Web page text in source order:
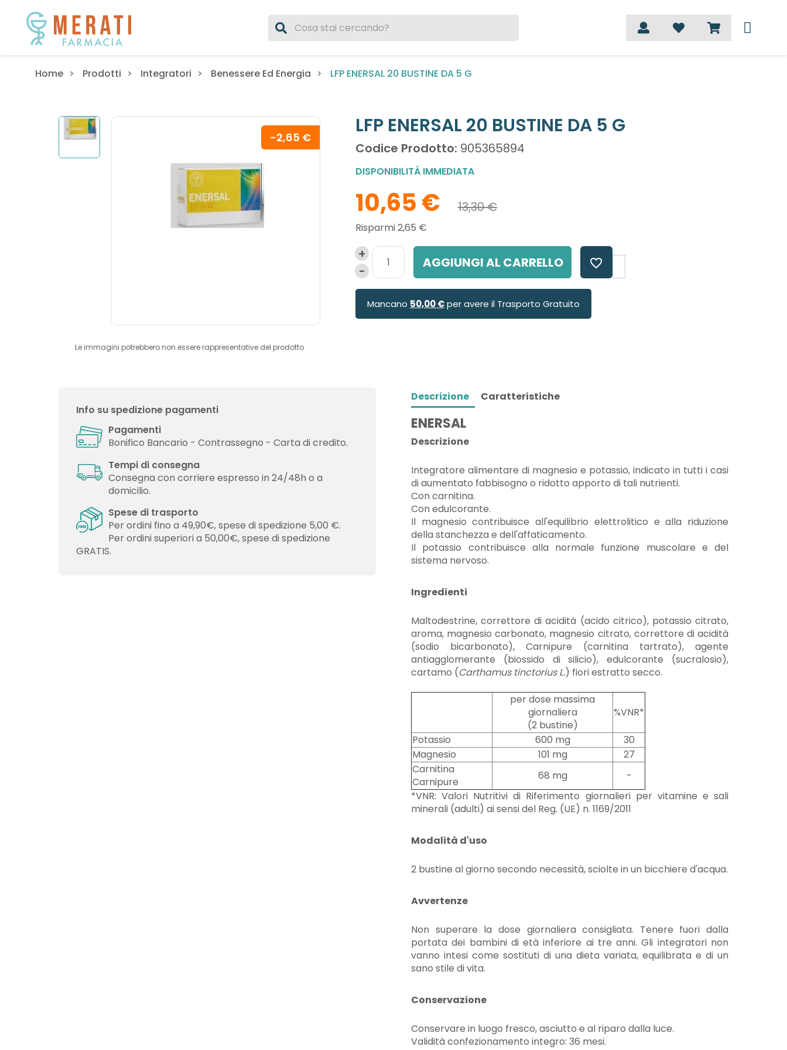
Home Prodotti Integratori Benessere Ed Energia LFP ENERSAL 20 BUSTINE DA 5 G
-2,65 €
Le immagini potrebbero non essere rappresentative del prodotto
LFP ENERSAL 20 BUSTINE DA 5 G
Codice Prodotto: 905365894
DISPONIBILITÀ IMMEDIATA
10,65 € 13,30 €
Risparmi 2,65 €
AGGIUNGI AL CARRELLO favorite_border
Mancano 50,00 €per avere il Trasporto Gratuito
Descrizione Caratteristiche
ENERSAL
Descrizione
Integratore alimentare di magnesio e potassio, indicato in tutti i casi
di aumentato fabbisogno o ridotto apporto di tali nutrienti.
Con carnitina.
Con edulcorante.
Il magnesio contribuisce all'equilibrio elettrolitico e alla riduzione
della stanchezza e dell'affaticamento.
Il potassio contribuisce alla normale funzione muscolare e del
sistema nervoso.
Ingredienti
Maltodestrine, correttore di acidità (acido citrico), potassio citrato,
aroma, magnesio carbonato, magnesio citrato, correttore di acidità
(sodio bicarbonato), Carnipure (carnitina tartrato), agente
antiagglomerante (biossido di silicio), edulcorante (sucralosio),
cartamo (Carthamus tinctorius L.) fiori estratto secco.
per dose massima
giornaliera
(2 bustine)
%VNR*
Potassio 600 mg
30
Magnesio
101 mg
27
Carnitina
Carnipure
68 mg
-
*VNR: Valori Nutritivi di Riferimento giornalieri per vitamine e sali
minerali (adulti) ai sensi del Reg. (UE) n. 1169/2011
Modalità d'uso
2 bustine al giorno secondo necessità, sciolte in un bicchiere d'acqua.
Avvertenze
Non superare la dose giornaliera consigliata. Tenere fuori dalla
portata dei bambini di età inferiore ai tre anni. Gli integratori non
vanno intesi come sostituti di una dieta variata, equilibrata e di un
sano stile di vita.
Conservazione
Conservare in luogo fresco, asciutto e al riparo dalla luce.
Validità confezionamento integro: 36 mesi.
Info su spedizione pagamenti
Pagamenti
Bonifico Bancario - Contrassegno - Carta di credito.
Tempi di consegna
Consegna con corriere espresso in 24/48h o a
domicilio.
Spese di trasporto
Per ordini fino a 49,90€, spese di spedizione 5,00 €.
Per ordini superiori a 50,00€, spese di spedizione
GRATIS.